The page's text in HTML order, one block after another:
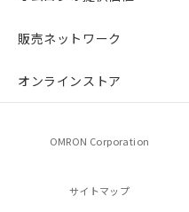
販売ネットワーク
オンラインストア
OMRON Corporation
サイトマップ